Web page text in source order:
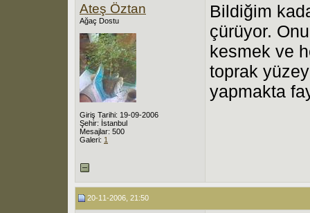
Ateş Öztan
Ağaç Dostu
Giriş Tarihi: 19-09-2006
Şehir: İstanbul
Mesajlar: 500
Galeri: 1
Bildiğim
çürüyor.
kesmek ve
toprak
yapmakta
20-11-2006, 21:50